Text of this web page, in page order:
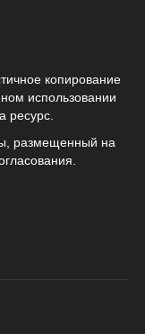
копирование
использовании
ресурс.
размещенный на